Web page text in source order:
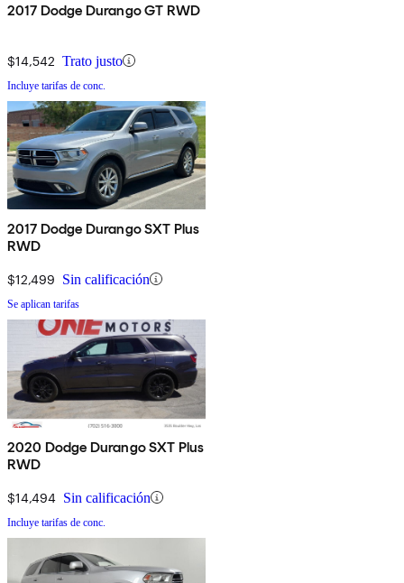
2017 Dodge Durango GT RWD
$14,542 Trato justo
Incluye tarifas de conc.
2017 Dodge Durango SXT Plus
RWD
$12,499 Sin calificación
Se aplican tarifas
2020 Dodge Durango SXT Plus
RWD
$14,494 Sin calificación
Incluye tarifas de conc.